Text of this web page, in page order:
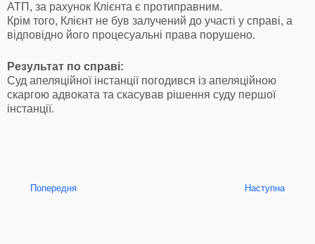
АТП, за рахунок Клієнта є протиправним.
Крім того, Клієнт не був залучений до участі у справі, а
відповідно його процесуальні права порушено.
Результат по справі:
Суд апеляційної інстанції погодився із апеляційною
скаргою адвоката та скасував рішення суду першої
інстанції.
Попередня Наступна